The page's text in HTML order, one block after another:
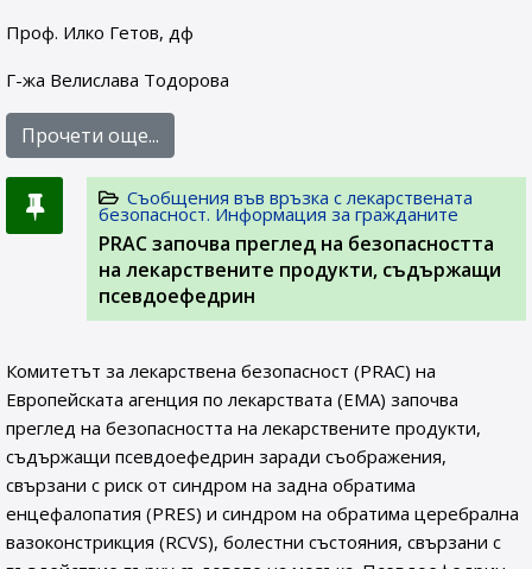
Проф. Илко Гетов, дф
Г-жа Велислава Тодорова
Прочети още...
Съобщения във връзка с лекарствената
безопасност. Информация за гражданите
PRAC започва преглед на безопасността
на лекарствените продукти, съдържащи
псевдоефедрин
Комитетът за лекарствена безопасност (PRAC) на
Европейската агенция по лекарствата (ЕМА) започва
преглед на безопасността на лекарствените продукти,
съдържащи псевдоефедрин заради съображения,
свързани с риск от синдром на задна обратима
енцефалопатия (PRES) и синдром на обратима церебрална
вазоконстрикция (RCVS), болестни състояния, свързани с